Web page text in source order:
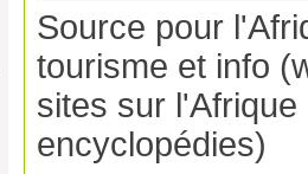
Source pour
tourisme et info (
sites sur l'Afrique
encyclopédies)